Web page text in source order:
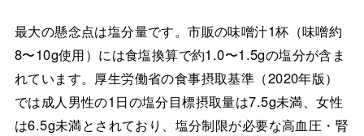
最大の懸念点は塩分量です。市販の味噌汁1杯（味噌約
8〜10g使用）には食塩換算で約1.0〜1.5gの塩分が含ま
れています。厚生労働省の食事摂取基準（2020年版）
では成人男性の1日の塩分目標摂取量は7.5g未満、女性
は6.5g未満とされており、塩分制限が必要な高血圧・腎